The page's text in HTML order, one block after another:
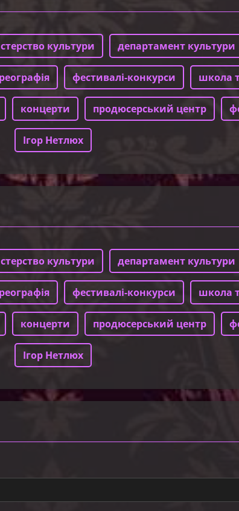
культури департамент культури
фестивалі-конкурси школа
концерти продюсерський центр
Ігор Нетлюх
культури департамент культури
фестивалі-конкурси школа
концерти продюсерський центр
Ігор Нетлюх